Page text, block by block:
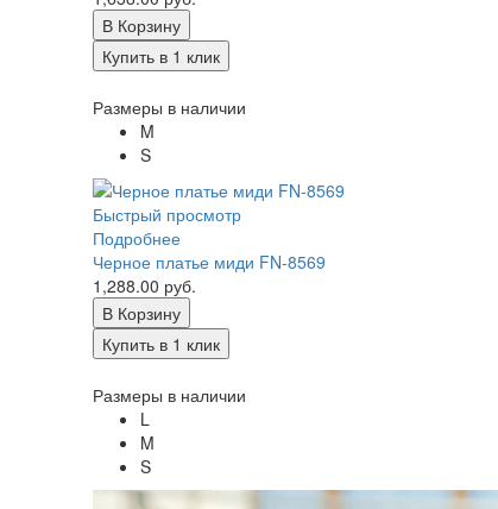
В Корзину
Купить в 1 клик
Размеры в наличии
M
S
Быстрый просмотр
Подробнее
Черное платье миди FN-8569
1,288.00 руб.
В Корзину
Купить в 1 клик
Размеры в наличии
L
M
S